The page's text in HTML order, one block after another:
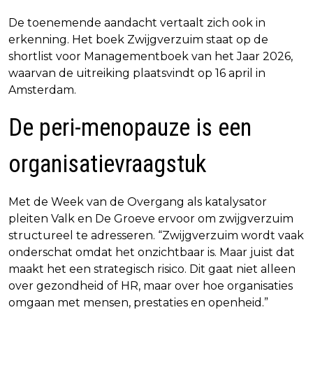
De toenemende aandacht vertaalt zich ook in
erkenning. Het boek Zwijgverzuim staat op de
shortlist voor Managementboek van het Jaar 2026,
waarvan de uitreiking plaatsvindt op 16 april in
Amsterdam.
De peri-menopauze is een
organisatievraagstuk
Met de Week van de Overgang als katalysator
pleiten Valk en De Groeve ervoor om zwijgverzuim
structureel te adresseren. “Zwijgverzuim wordt vaak
onderschat omdat het onzichtbaar is. Maar juist dat
maakt het een strategisch risico. Dit gaat niet alleen
over gezondheid of HR, maar over hoe organisaties
omgaan met mensen, prestaties en openheid.”